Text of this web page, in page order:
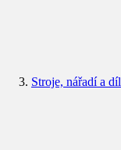
Stroje, nářadí a